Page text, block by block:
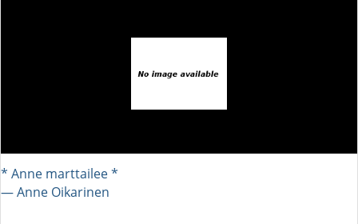
* Anne marttailee *
― Anne Oikarinen